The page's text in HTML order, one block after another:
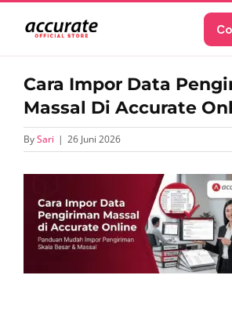
content
Cara Impor Data
Massal Di Accurate
BySari | 26 Juni 2026